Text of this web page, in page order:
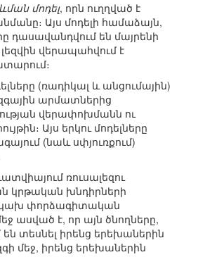
մոդել, որն ուղղված է
Այս մոդելի համաձայն,
դասավանդվում են մայրենի
վերապահվում է
(ռադիկալ և անցումային)
արմատներից
վերափոխմանն ու
Այս երկու մոդելները
(նաև սփյուռքում)
ռուսալեզու
կրթական խնդիրների
փորձագիտական
ասված է, որ այն ծնողները,
տեսնել իրենց երեխաներին
մեջ, իրենց երեխաներին